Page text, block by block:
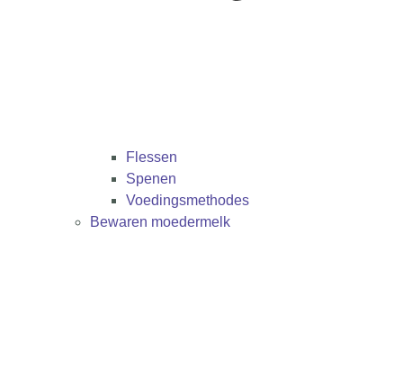
Flessen
Spenen
Voedingsmethodes
Bewaren moedermelk